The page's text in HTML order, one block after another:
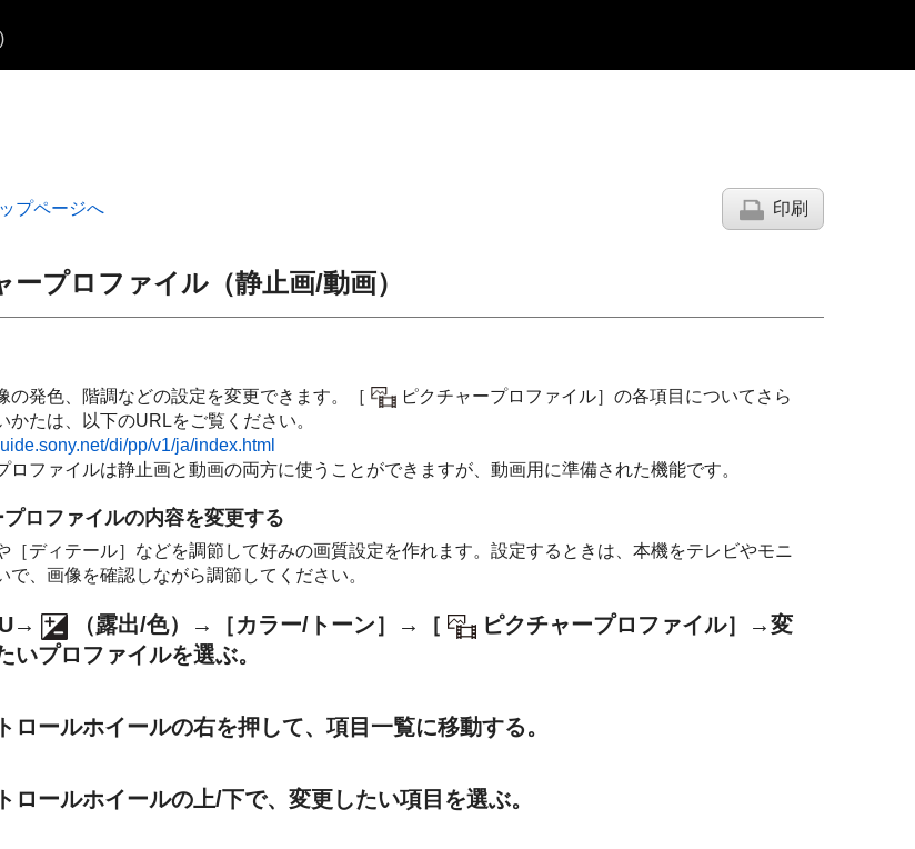
ップページへ 印刷
ープロファイル（静止画/動画）
の発色、階調などの設定を変更できます。 ［ ピクチャープロファイル］の各項目についてさら
かたは、以下のURLをご覧ください。
di/pp/v1/ja/index.html
ロファイルは静止画と動画の両方に使うことができますが、動画用に準備された機能です。
プロファイルの内容を変更する
［ディテール］ などを調節して好みの画質設定を作れます。設定するときは、本機をテレビやモニ
で、画像を確認しながら調節してください。
→ （露出/色）→ ［カラー/トーン］ → ［ ピクチャープロファイル］
→変
いプロファイルを選ぶ。
ロールホイールの右を押して、項目一覧に移動する。
ロールホイールの上/下で、変更したい項目を選ぶ。